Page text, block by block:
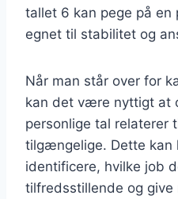
tallet 6 kan pege på en
egnet til stabilitet og
Når man står over for
kan det være nyttigt at
personlige tal relaterer
tilgængelige. Dette
identificere, hvilke job
tilfredsstillende og